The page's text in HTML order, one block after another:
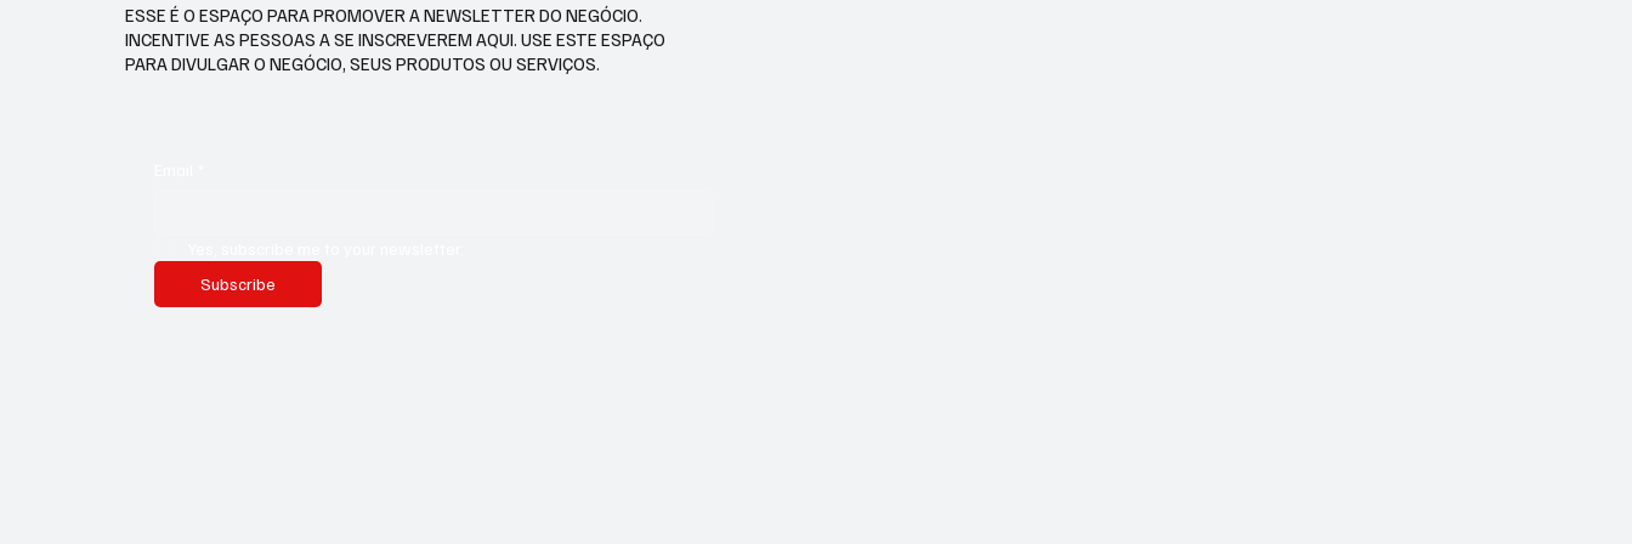
ESSE É O ESPAÇO PARA PROMOVER A NEWSLETTER DO NEGÓCIO.
INCENTIVE AS PESSOAS A SE INSCREVEREM AQUI. USE ESTE ESPAÇO
PARA DIVULGAR O NEGÓCIO, SEUS PRODUTOS OU SERVIÇOS.
Subscribe